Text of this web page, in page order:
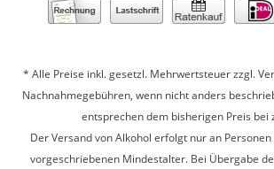
* Alle Preise inkl. gesetzl. Mehrwertsteuer zzgl.
Nachnahmegebühren, wenn nicht anders
entsprechen dem bisherigen Preis bei
Der Versand von Alkohol erfolgt nur an
vorgeschriebenen Mindestalter. Bei Übergabe